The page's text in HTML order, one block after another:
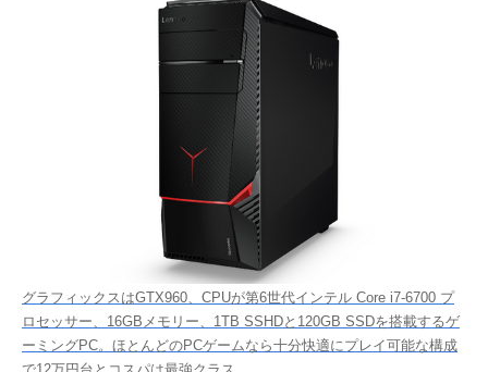
グラフィックスはGTX960、CPUが第6世代インテル Core i7-6700 プ
ロセッサー、16GBメモリー、1TB SSHDと120GB SSDを搭載するゲ
ーミングPC。ほとんどのPCゲームなら十分快適にプレイ可能な構成